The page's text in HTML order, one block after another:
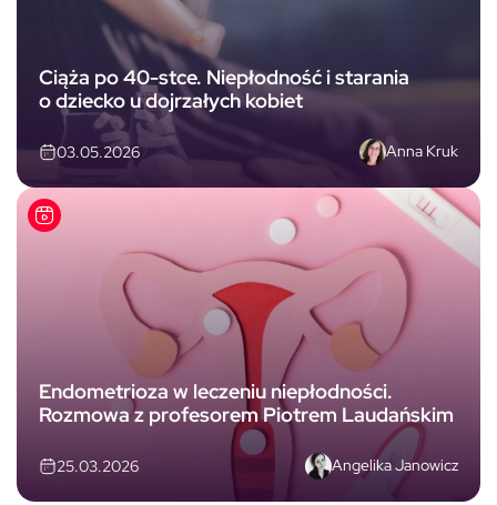
Ciąża po 40-stce. Niepłodność i starania
o dziecko u dojrzałych kobiet
03.05.2026 Anna Kruk
Endometrioza w leczeniu niepłodności.
Rozmowa z profesorem Piotrem Laudańskim
25.03.2026 Angelika Janowicz